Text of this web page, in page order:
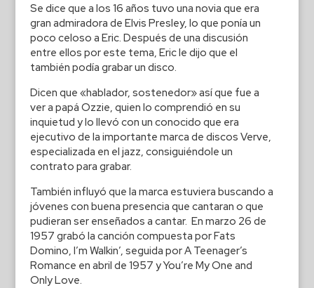
Se dice que a los 16 años tuvo una novia que era
gran admiradora de Elvis Presley, lo que ponía un
poco celoso a Eric. Después de una discusión
entre ellos por este tema, Eric le dijo que el
también podía grabar un disco.
Dicen que «hablador, sostenedor» así que fue a
ver a papá Ozzie, quien lo comprendió en su
inquietud y lo llevó con un conocido que era
ejecutivo de la importante marca de discos Verve,
especializada en el jazz, consiguiéndole un
contrato para grabar.
También influyó que la marca estuviera buscando a
jóvenes con buena presencia que cantaran o que
pudieran ser enseñados a cantar. En marzo 26 de
1957 grabó la canción compuesta por Fats
Domino, I’m Walkin’, seguida por A Teenager’s
Romance en abril de 1957 y You’re My One and
Only Love.